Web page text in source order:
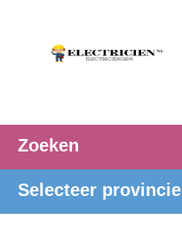
Zoeken
Selecteer provincie